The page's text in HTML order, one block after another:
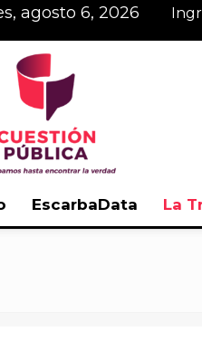
agosto 6, 2026
EscarbaData La